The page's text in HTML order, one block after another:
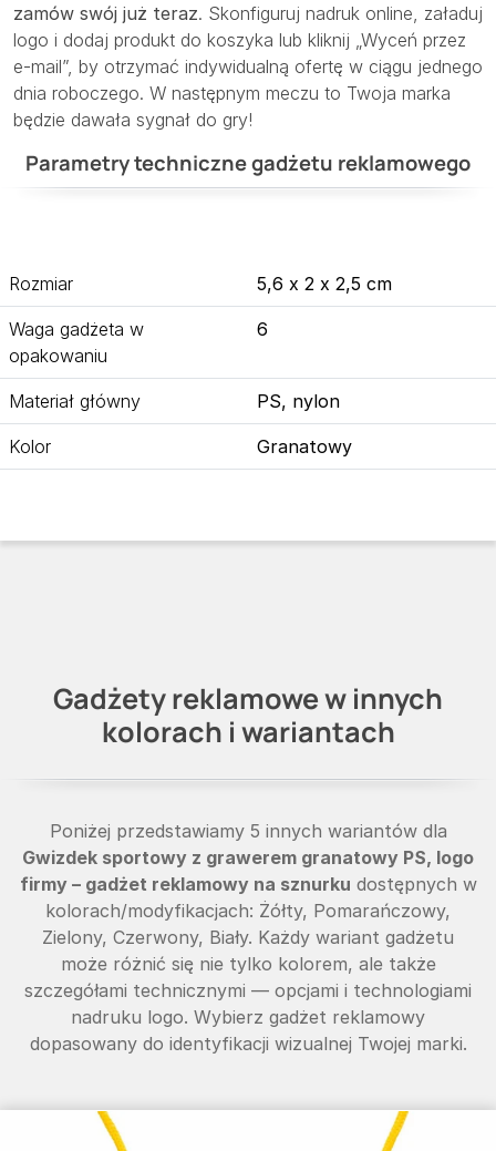
zamów swój już teraz. Skonfiguruj nadruk online, załaduj
logo i dodaj produkt do koszyka lub kliknij „Wyceń przez
e-mail”, by otrzymać indywidualną ofertę w ciągu jednego
dnia roboczego. W następnym meczu to Twoja marka
będzie dawała sygnał do gry!
Parametry techniczne gadżetu reklamowego
Rozmiar 5,6 x 2 x 2,5 cm
Waga gadżeta w
opakowaniu
6
Materiał główny PS, nylon
Kolor Granatowy
Gadżety reklamowe w innych
kolorach i wariantach
Poniżej przedstawiamy 5 innych wariantów dla
Gwizdek sportowy z grawerem granatowy PS, logo
firmy – gadżet reklamowy na sznurku dostępnych w
kolorach/modyfikacjach: Żółty, Pomarańczowy,
Zielony, Czerwony, Biały. Każdy wariant gadżetu
może różnić się nie tylko kolorem, ale także
szczegółami technicznymi — opcjami i technologiami
nadruku logo. Wybierz gadżet reklamowy
dopasowany do identyfikacji wizualnej Twojej marki.